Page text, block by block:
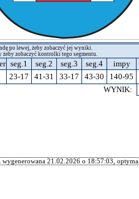
po lewej, żeby zobaczyć jej wyniki.
zobaczyć kontrolki tego segmentu.
seg.1 seg.2 seg.3 seg.4 impy
23-17 41-31 33-17 43-30
140-95
WYNIK:
21.02.2026 o 18:57:03,